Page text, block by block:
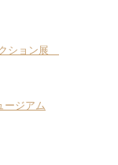
ション展
ージアム